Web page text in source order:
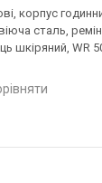
корпус
сталь,
шкіряний, WR